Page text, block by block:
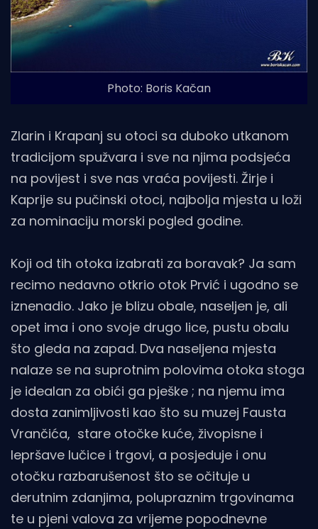
Photo: Boris Kačan
Zlarin i Krapanj su otoci sa duboko utkanom
tradicijom spužvara i sve na njima podsjeća
na povijest i sve nas vraća povijesti. Žirje i
Kaprije su pučinski otoci, najbolja mjesta u loži
za nominaciju morski pogled godine.
Koji od tih otoka izabrati za boravak? Ja sam
recimo nedavno otkrio otok Prvić i ugodno se
iznenadio. Jako je blizu obale, naseljen je, ali
opet ima i ono svoje drugo lice, pustu obalu
što gleda na zapad. Dva naseljena mjesta
nalaze se na suprotnim polovima otoka stoga
je idealan za obići ga pješke ; na njemu ima
dosta zanimljivosti kao što su muzej Fausta
Vrančića, stare otočke kuće, živopisne i
lepršave lučice i trgovi, a posjeduje i onu
otočku razbarušenost što se očituje u
derutnim zdanjima, polupraznim trgovinama
te u pjeni valova za vrijeme popodnevne